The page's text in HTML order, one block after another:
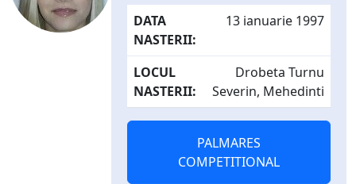
DATA
NASTERII:
13 ianuarie 1997
LOCUL
NASTERII:
Drobeta Turnu
Severin, Mehedinti
PALMARES
COMPETITIONAL